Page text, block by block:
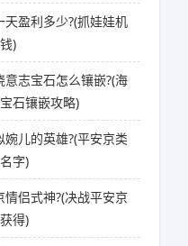
天盈利多少?(抓娃娃机
)
意志宝石怎么镶嵌?(海
石镶嵌攻略)
婉儿的英雄?(平安京类
字)
情侣式神?(决战平安京
得)